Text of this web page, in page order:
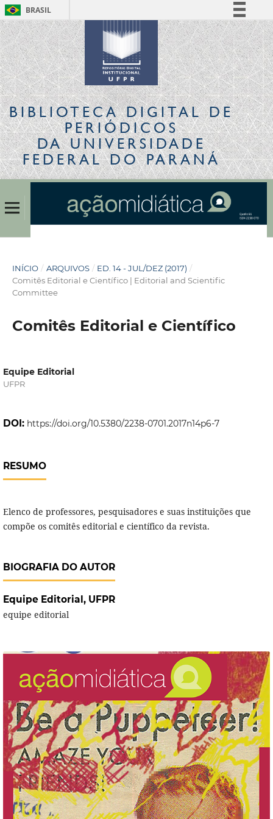
BRASIL
Simplifique!
Comunica BR
Participe
Acesso à informação
Legislação
Canais
BIBLIOTECA DIGITALDE
PERIÓDICOS
DA UNIVERSIDADE
FEDERAL DO PARANÁ
INÍCIO / ARQUIVOS / ED. 14 - JUL/DEZ (2017) /
Comitês Editorial e Científico | Editorial and Scientific
Committee
Comitês Editorial e Científico
Equipe Editorial
UFPR
DOI: https://doi.org/10.5380/2238-0701.2017n14p6-7
RESUMO
Elenco de professores, pesquisadores e suas instituições que
compõe os comitês editorial e científico da revista.
BIOGRAFIA DO AUTOR
Equipe Editorial, UFPR
equipe editorial